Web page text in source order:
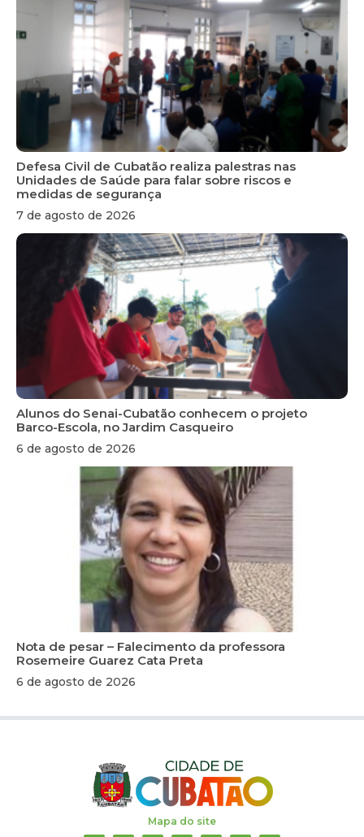
Defesa Civil de Cubatão realiza palestras nas
Unidades de Saúde para falar sobre riscos e
medidas de segurança
7 de agosto de 2026
Alunos do Senai-Cubatão conhecem o projeto
Barco-Escola, no Jardim Casqueiro
6 de agosto de 2026
Nota de pesar – Falecimento da professora
Rosemeire Guarez Cata Preta
6 de agosto de 2026
Mapa do site